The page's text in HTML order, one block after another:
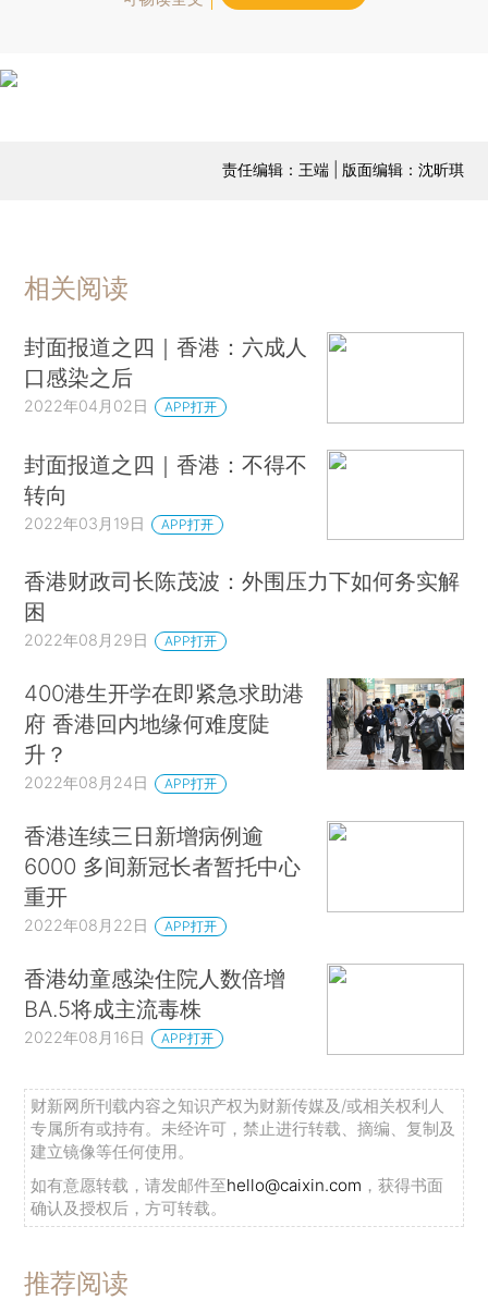
责任编辑：王端 | 版面编辑：沈昕琪
相关阅读
封面报道之四｜香港：六成人
口感染之后
2022年04月02日 APP打开
封面报道之四｜香港：不得不
转向
2022年03月19日 APP打开
香港财政司长陈茂波：外围压力下如何务实解
困
2022年08月29日 APP打开
400港生开学在即紧急求助港
府 香港回内地缘何难度陡
升？
2022年08月24日 APP打开
香港连续三日新增病例逾
6000 多间新冠长者暂托中心
重开
2022年08月22日 APP打开
香港幼童感染住院人数倍增
BA.5将成主流毒株
2022年08月16日 APP打开
财新网所刊载内容之知识产权为财新传媒及/或相关权利人
专属所有或持有。未经许可，禁止进行转载、摘编、复制及
建立镜像等任何使用。
如有意愿转载，请发邮件至hello@caixin.com ，获得书面
确认及授权后，方可转载。
推荐阅读